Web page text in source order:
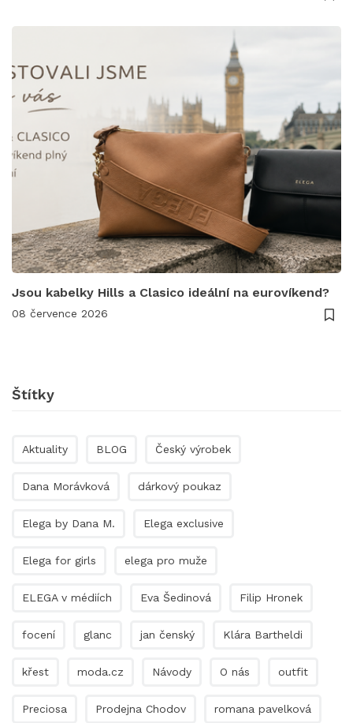
Jsou kabelky Hills a Clasico ideální na eurovíkend?
08 července 2026
Štítky
Aktuality BLOG Český výrobek
Dana Morávková dárkový poukaz
Elega by Dana M. Elega exclusive
Elega for girls elega pro muže
ELEGA v médiích Eva Šedinová Filip Hronek
focení glanc jan čenský Klára Bartheldi
křest moda.cz Návody O nás outfit
Preciosa Prodejna Chodov romana pavelková